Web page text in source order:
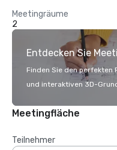
Meetingräume
2
Entdecken Sie
Finden Sie den
und interaktiven 3D-
Meetingfläche
Teilnehmer